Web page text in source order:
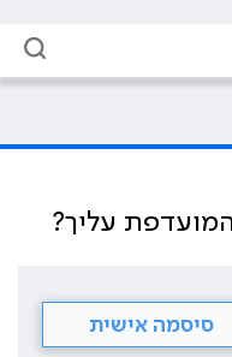
עליך?
סיסמה אישית